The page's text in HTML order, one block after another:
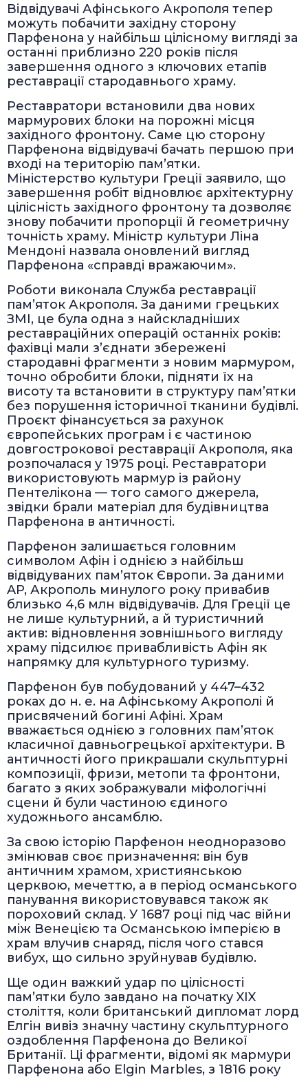
Відвідувачі Афінського Акрополя тепер
можуть побачити західну сторону
Парфенона у найбільш цілісному вигляді за
останні приблизно 220 років після
завершення одного з ключових етапів
реставрації стародавнього храму.
Реставратори встановили два нових
мармурових блоки на порожні місця
західного фронтону. Саме цю сторону
Парфенона відвідувачі бачать першою при
вході на територію пам’ятки.
Міністерство культури Греції заявило, що
завершення робіт відновлює архітектурну
цілісність західного фронтону та дозволяє
знову побачити пропорції й геометричну
точність храму. Міністр культури Ліна
Мендоні назвала оновлений вигляд
Парфенона «справді вражаючим».
Роботи виконала Служба реставрації
пам’яток Акрополя. За даними грецьких
ЗМІ, це була одна з найскладніших
реставраційних операцій останніх років:
фахівці мали з’єднати збережені
стародавні фрагменти з новим мармуром,
точно обробити блоки, підняти їх на
висоту та встановити в структуру пам’ятки
без порушення історичної тканини будівлі.
Проєкт фінансується за рахунок
європейських програм і є частиною
довгострокової реставрації Акрополя, яка
розпочалася у 1975 році. Реставратори
використовують мармур із району
Пентелікона — того самого джерела,
звідки брали матеріал для будівництва
Парфенона в античності.
Парфенон залишається головним
символом Афін і однією з найбільш
відвідуваних пам’яток Європи. За даними
AP, Акрополь минулого року привабив
близько 4,6 млн відвідувачів. Для Греції це
не лише культурний, а й туристичний
актив: відновлення зовнішнього вигляду
храму підсилює привабливість Афін як
напрямку для культурного туризму.
Парфенон був побудований у 447–432
роках до н. е. на Афінському Акрополі й
присвячений богині Афіні. Храм
вважається однією з головних пам’яток
класичної давньогрецької архітектури. В
античності його прикрашали скульптурні
композиції, фризи, метопи та фронтони,
багато з яких зображували міфологічні
сцени й були частиною єдиного
художнього ансамблю.
За свою історію Парфенон неодноразово
змінював своє призначення: він був
античним храмом, християнською
церквою, мечеттю, а в період османського
панування використовувався також як
пороховий склад. У 1687 році під час війни
між Венецією та Османською імперією в
храм влучив снаряд, після чого стався
вибух, що сильно зруйнував будівлю.
Ще один важкий удар по цілісності
пам’ятки було завдано на початку XIX
століття, коли британський дипломат лорд
Елгін вивіз значну частину скульптурного
оздоблення Парфенона до Великої
Британії. Ці фрагменти, відомі як мармури
Парфенона або Elgin Marbles, з 1816 року